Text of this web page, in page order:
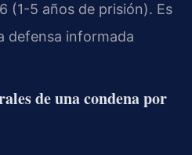
(1-5 años de prisión). Es
defensa informada
de una condena por